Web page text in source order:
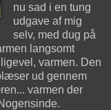
nu sad i en tung
udgave af mig
selv, med dug på
langsomt
varmen. Den
ud gennem
varmen der